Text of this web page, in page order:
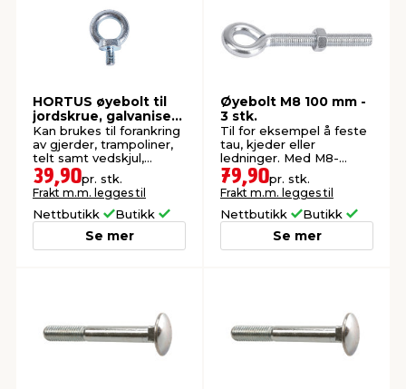
& ugress
og sylting
HORTUS øyebolt til
jordskrue, galvanisert
Ø35 mm
Kan brukes til forankring
av gjerder, trampoliner,
telt samt vedskjul,
mindre redskapsskur,
drivhus m.m.
39,90pr. stk.
Frakt m.m. legges til
Nettbutikk Butikk
Se mer
Øyebolt M8 100 mm -
3 stk.
Til for eksempel å feste
tau, kjeder eller
ledninger. Med M8-
gjenge.
79,90pr. stk.
Frakt m.m. legges til
Nettbutikk Butikk
Se mer